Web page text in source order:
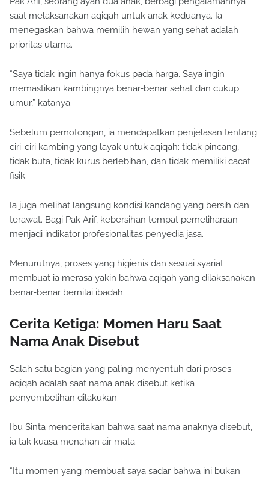
saat melaksanakan aqiqah untuk anak keduanya. Ia
menegaskan bahwa memilih hewan yang sehat adalah
prioritas utama.
“Saya tidak ingin hanya fokus pada harga. Saya ingin
memastikan kambingnya benar-benar sehat dan cukup
umur,” katanya.
Sebelum pemotongan, ia mendapatkan penjelasan tentang
ciri-ciri kambing yang layak untuk aqiqah: tidak pincang,
tidak buta, tidak kurus berlebihan, dan tidak memiliki cacat
fisik.
Ia juga melihat langsung kondisi kandang yang bersih dan
terawat. Bagi Pak Arif, kebersihan tempat pemeliharaan
menjadi indikator profesionalitas penyedia jasa.
Menurutnya, proses yang higienis dan sesuai syariat
membuat ia merasa yakin bahwa aqiqah yang dilaksanakan
benar-benar bernilai ibadah.
Cerita Ketiga: Momen Haru Saat
Nama Anak Disebut
Salah satu bagian yang paling menyentuh dari proses
aqiqah adalah saat nama anak disebut ketika
penyembelihan dilakukan.
Ibu Sinta menceritakan bahwa saat nama anaknya disebut,
ia tak kuasa menahan air mata.
“Itu momen yang membuat saya sadar bahwa ini bukan